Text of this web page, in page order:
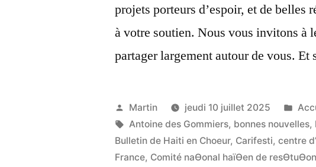
projets porteurs d’espoir, et de belles
à votre soutien. Nous vous invitons à
partager largement autour de vous.
Publié
par
Martin jeudi 10 juillet 2025
Étiquettes :
Antoine des Gommiers, bonnes nouvelles,
Bulletin de Haiti en Choeur, Carifesti,centre
France, Comité naƟonal haïƟen de